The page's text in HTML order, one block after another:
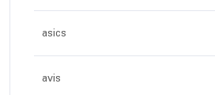
asics
avis